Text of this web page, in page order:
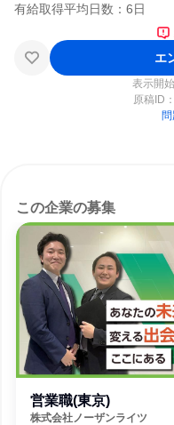
エ
表示開
原稿ID：
この企業の募集
営業職(東京)
株式会社ノーザンライツ